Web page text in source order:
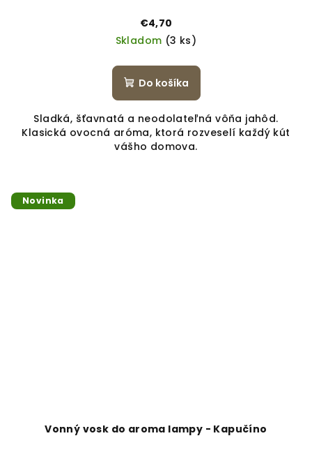
€4,70
Skladom (3 ks)
Do košíka
Sladká, šťavnatá a neodolateľná vôňa jahôd.
Klasická ovocná aróma, ktorá rozveselí každý kút
vášho domova.
Novinka
Vonný vosk do aroma lampy - Kapučíno